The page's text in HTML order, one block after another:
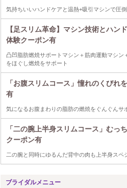
気持ちいいハンドケアと温熱+吸引マシンで圧
【足スリム革命】マシン技術とハ
体験クーポン有
凸凹脂肪燃焼サポートマシン＋筋肉運動マシ
をほぐし燃焼をサポート
「お腹スリムコース」憧れのくび
有
気になるお腹まわりの脂肪の燃焼をぐんぐん
「二の腕上半身スリムコース」む
クーポン有
二の腕と同時にゆるんだ背中の肉も上半身スペ
ブライダルメニュー